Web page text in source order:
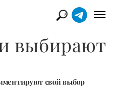
выбирают
свой выбор